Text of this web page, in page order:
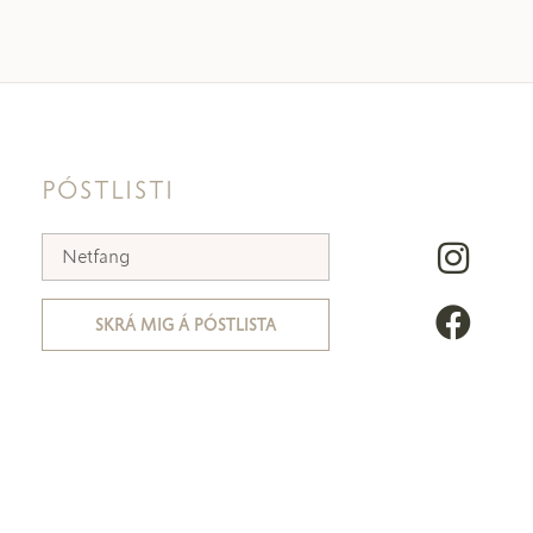
PÓSTLISTI
SKRÁ MIG Á PÓSTLISTA